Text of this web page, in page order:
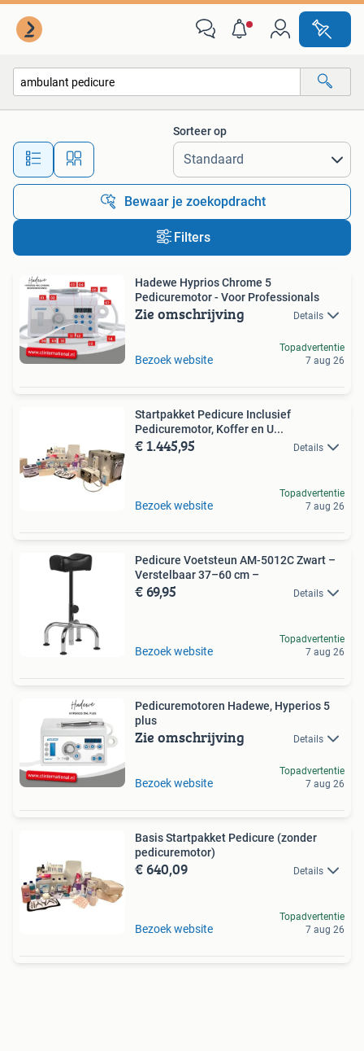
Alle afstanden…
Sorteer op
Bewaar je zoekopdracht
Filters
Hadewe Hyprios Chrome 5
Pedicuremotor - Voor Professionals
Zie omschrijving Details
Bezoek website
Topadvertentie
7 aug 26
Startpakket Pedicure Inclusief
Pedicuremotor, Koffer en U...
€ 1.445,95 Details
Bezoek website
Topadvertentie
7 aug 26
Pedicure Voetsteun AM-5012C Zwart –
Verstelbaar 37–60 cm –
€ 69,95 Details
Bezoek website
Topadvertentie
7 aug 26
Pedicuremotoren Hadewe, Hyperios 5
plus
Zie omschrijving Details
Bezoek website
Topadvertentie
7 aug 26
Basis Startpakket Pedicure (zonder
pedicuremotor)
€ 640,09 Details
Bezoek website
Topadvertentie
7 aug 26